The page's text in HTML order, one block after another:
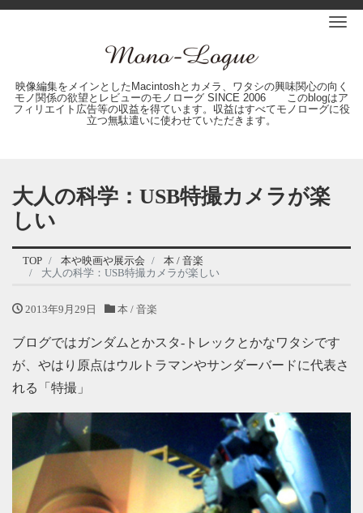
映像編集をメインとしたMacintoshとカメラ、ワタシの興味関心の向く
モノ関係の欲望とレビューのモノローグ SINCE 2006 このblogはア
フィリエイト広告等の収益を得ています。収益はすべてモノローグに役
立つ無駄遣いに使わせていただきます。
大人の科学：USB特撮カメラが楽
しい
TOP 本や映画や展示会
本 / 音楽
大人の科学：USB特撮カメラが楽しい
2013年9月29日 本 / 音楽
ブログではガンダムとかスタ-トレックとかなワタシです
が、やはり原点はウルトラマンやサンダーバードに代表さ
れる「特撮」